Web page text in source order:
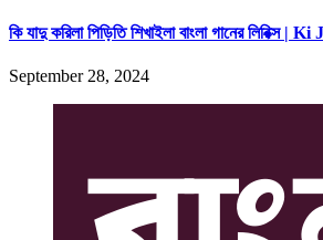
কি যাদু করিলা পিড়িতি শিখাইলা বাংলা গানের
September 28, 2024